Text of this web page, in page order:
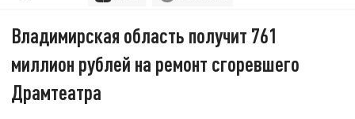
Владимирская область получит 761
миллион рублей на ремонт сгоревшего
Драмтеатра